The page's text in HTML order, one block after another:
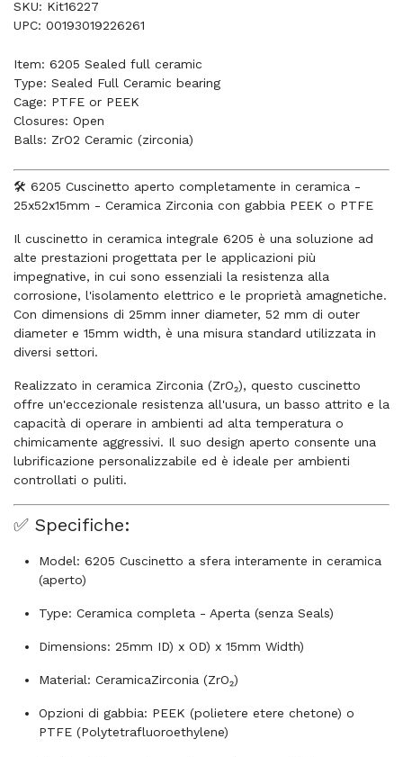
SKU: Kit16227
UPC: 00193019226261
Item: 6205 Sealed full ceramic
Type: Sealed Full Ceramic bearing
Cage: PTFE or PEEK
Closures: Open
Balls: ZrO2 Ceramic (zirconia)
🛠️ 6205 Cuscinetto aperto completamente in ceramica -
25x52x15mm - Ceramica Zirconia con gabbia PEEK o PTFE
Il cuscinetto in ceramica integrale 6205 è una soluzione ad
alte prestazioni progettata per le applicazioni più
impegnative, in cui sono essenziali la resistenza alla
corrosione, l'isolamento elettrico e le proprietà amagnetiche.
Con dimensions di 25mm inner diameter, 52 mm di outer
diameter e 15mm width, è una misura standard utilizzata in
diversi settori.
Realizzato in ceramica Zirconia (ZrO₂), questo cuscinetto
offre un'eccezionale resistenza all'usura, un basso attrito e la
capacità di operare in ambienti ad alta temperatura o
chimicamente aggressivi. Il suo design aperto consente una
lubrificazione personalizzabile ed è ideale per ambienti
controllati o puliti.
✅ Specifiche:
Model: 6205 Cuscinetto a sfera interamente in ceramica
(aperto)
Type: Ceramica completa - Aperta (senza Seals)
Dimensions: 25mm ID) x OD) x 15mm Width)
Material: CeramicaZirconia (ZrO₂)
Opzioni di gabbia: PEEK (polietere etere chetone) o
PTFE (Polytetrafluoroethylene)